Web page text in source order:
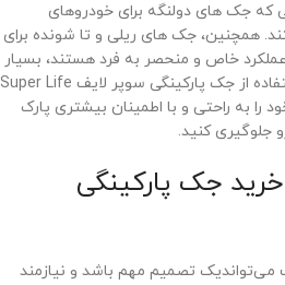
که جک های دولنگه برای خودروهای
همچنین، جک های ریلی و تا شونده برای
خاص و منحصر به فرد هستند، بسیار
مناسب هستند. به طور کلی، استفاده از جک پارکینگی سوپر لایف Super Life
را به راحتی و با اطمینان بیشتری پارک
جلوگیری کنید.
جک پارکینگی
تصمیم مهم باشد و نیازمند